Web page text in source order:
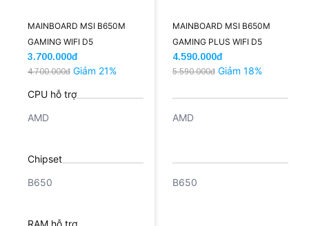
MAINBOARD MSI B650M
GAMING WIFI D5
3.700.000đ
4.700.000đ Giảm 21%
CPU hỗ trợ
AMD
Chipset
B650
MAINBOARD MSI B650M
GAMING PLUS WIFI D5
4.590.000đ
5.590.000đ Giảm 18%
AMD
B650